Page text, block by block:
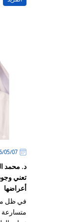
07‏/05‏/2026
د. محمد
تعني
أعراضها
في ظل
متسارعة